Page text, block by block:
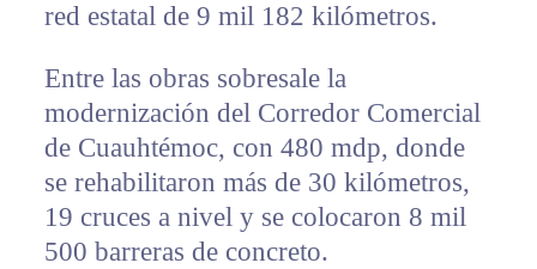
red estatal de 9 mil 182 kilómetros.
Entre las obras sobresale la
modernización del Corredor Comercial
de Cuauhtémoc, con 480 mdp, donde
se rehabilitaron más de 30 kilómetros,
19 cruces a nivel y se colocaron 8 mil
500 barreras de concreto.